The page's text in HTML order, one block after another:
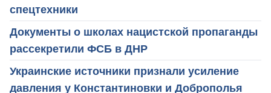
спецтехники
Документы о школах нацистской пропаганды
рассекретили ФСБ в ДНР
Украинские источники признали усиление
давления у Константиновки и Доброполья